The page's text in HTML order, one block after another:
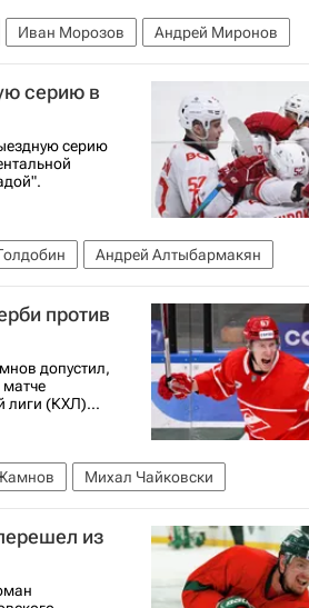
Иван Морозов
Андрей Миронов
Кубок Гагарина
серию в
серию
Андрей Алтыбармакян
против
допустил,
лиги (КХЛ)...
Михал Чайковски
(Ярославль)
из